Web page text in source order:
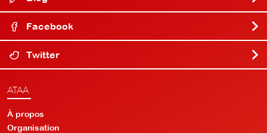
Facebook
Twitter
ATAA
À propos
Organisation